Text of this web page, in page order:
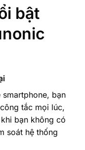
bật
bạn
tắc mọi lúc,
bạn không có
soát hệ thống